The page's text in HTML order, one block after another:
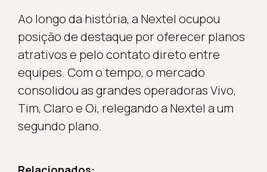
Ao longo da história, a Nextel ocupou
posição de destaque por oferecer planos
atrativos e pelo contato direto entre
equipes. Com o tempo, o mercado
consolidou as grandes operadoras Vivo,
Tim, Claro e Oi, relegando a Nextel a um
segundo plano.